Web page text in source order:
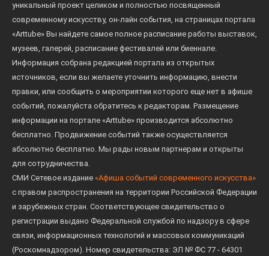
уникальный проект целиком и полностью посвященный
современному искусству, он-лайн события, на страницах портала
«Arttube» Вы найдете самое полное расписание работы выставок,
музеев, галерей, расписание фестивалей или биеннале.
Информация собрана редакцией портала из открытых
источников, если вы желаете уточнить информацию, внести
правки, или сообщить о мероприятии которого еще нет в афише
событий, пожалуйста обратитесь к редакторам. Размещение
информации на портале «Arttube» производится абсолютно
бесплатно. Продвижение событий также осуществляется
абсолютно бесплатно. Мы рады новым партнерам и открыты
для сотрудничества.
СМИ Сетевое издание «Афиша событий современного искусства»
с правом распространения на территории Российской Федерации
и зарубежных стран. Соответствующее свидетельство о
регистрации выдано Федеральной службой по надзору в сфере
связи, информационных технологий и массовых коммуникаций
(Роскомнадзором). Номер свидетельства: ЭЛ № ФС 77 - 64301